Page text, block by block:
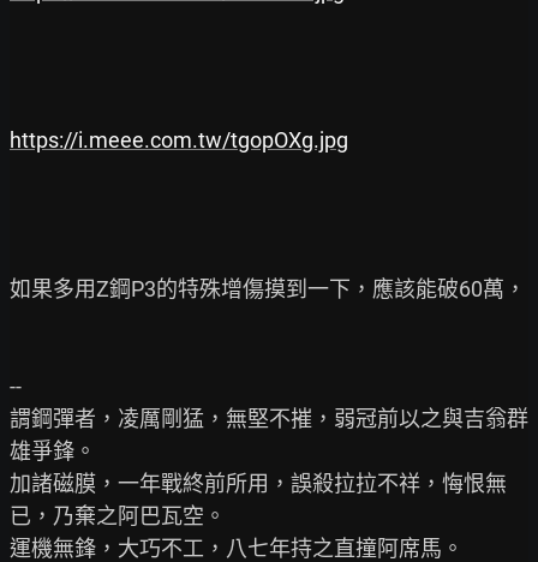
https://i.meee.com.tw/tgopOXg.jpg
如果多用Z鋼P3的特殊增傷摸到一下，應該能破60萬，
--
謂鋼彈者，凌厲剛猛，無堅不摧，弱冠前以之與吉翁群
雄爭鋒。
加諸磁膜，一年戰終前所用，誤殺拉拉不祥，悔恨無
已，乃棄之阿巴瓦空。
運機無鋒，大巧不工，八七年持之直撞阿席馬。